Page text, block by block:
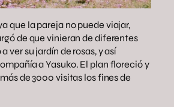
que la pareja no puede viajar,
de que vinieran de diferentes
ver su jardín de rosas, y así
a Yasuko. El plan floreció y
de 3000 visitas los fines de